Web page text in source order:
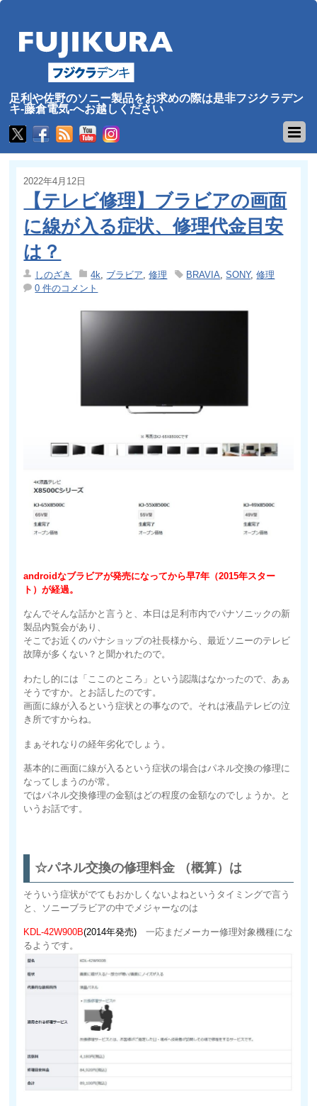
足利や佐野のソニー製品をお求めの際は是非フジクラデン
キ-藤倉電気-へお越しください
2022年4月12日
【テレビ修理】ブラビアの画面
に線が入る症状、修理代金目安
は？
しのざき 4k ブラビア ,修理 BRAVIA ,SONY,修理
0 件のコメント
androidなブラビアが発売になってから早7年（2015年スター
ト）が経過。
なんでそんな話かと言うと、本日は足利市内でパナソニックの新
製品内覧会があり、
そこでお近くのパナショップの社長様から、最近ソニーのテレビ
故障が多くない？と聞かれたので。
わたし的には「ここのところ」という認識はなかったので、あぁ
そうですか。とお話したのです。
画面に線が入るという症状との事なので。それは液晶テレビの泣
き所ですからね。
まぁそれなりの経年劣化でしょう。
基本的に画面に線が入るという症状の場合はパネル交換の修理に
なってしまうのが常。
ではパネル交換修理の金額はどの程度の金額なのでしょうか。と
いうお話です。
☆パネル交換の修理料金 （概算）は
そういう症状がでてもおかしくないよねというタイミングで言う
と、ソニーブラビアの中でメジャーなのは
KDL-42W900B(2014年発売) 一応まだメーカー修理対象機種にな
るようです。